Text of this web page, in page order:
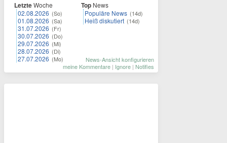
LetzteWoche
02.08.2026 (So)
01.08.2026 (Sa)
31.07.2026 (Fr)
30.07.2026 (Do)
29.07.2026 (Mi)
28.07.2026 (Di)
27.07.2026 (Mo)
Top News
Populäre News (14d)
Heiß diskutiert (14d)
News-Ansicht konfigurieren
meine Kommentare | Ignore | Notifies